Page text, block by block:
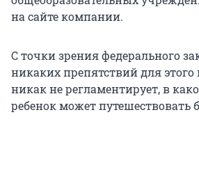
на сайте компании.
С точки зрения федерального
никаких препятствий для этого
никак не регламентирует, в
ребенок может путешествовать